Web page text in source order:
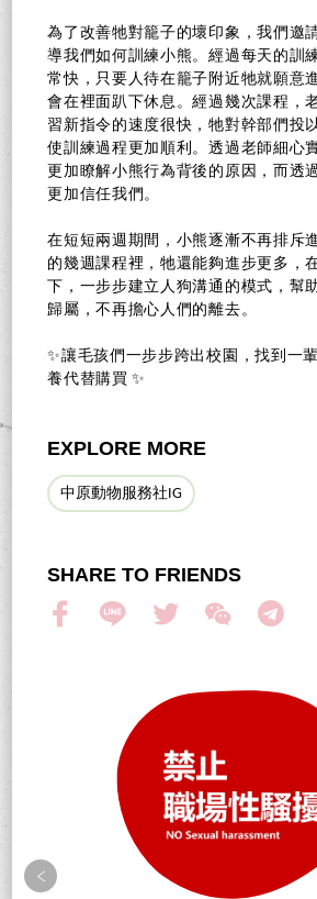
為了改善牠對籠子的壞印象，我們邀
導我們如何訓練小熊。經過每天的訓
常快，只要人待在籠子附近牠就願意
會在裡面趴下休息。經過幾次課程，
習新指令的速度很快，牠對幹部們投
使訓練過程更加順利。透過老師細心
更加瞭解小熊行為背後的原因，而透
更加信任我們。
在短短兩週期間，小熊逐漸不再排斥
的幾週課程裡，牠還能夠進步更多，
下，一步步建立人狗溝通的模式，幫
歸屬，不再擔心人們的離去。
✨讓毛孩們一步步跨出校園，找到一
養代替購買 ✨
EXPLORE MORE
中原動物服務社IG
SHARE TO FRIENDS